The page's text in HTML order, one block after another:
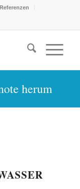
Referenzen
herum